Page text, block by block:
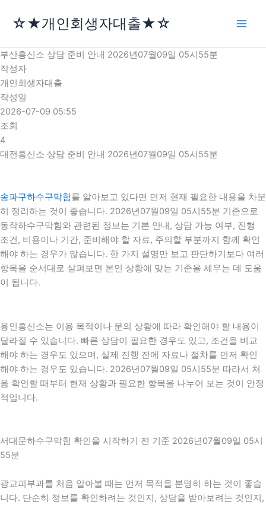
로
건
너
뛰
기
☆★개인회생자대출★☆
부산흥신소 상담 준비 안내 2026년07월09일 05시55분
작성자
개인회생자대출
작성일
2026-07-09 05:55
조회
4
대전흥신소 상담 준비 안내 2026년07월09일 05시55분
송파구하수구막힘를 알아보고 있다면 먼저 현재 필요한 내용을 차분
히 정리하는 것이 좋습니다. 2026년07월09일 05시55분 기준으로
동작하수구막힘와 관련된 정보는 기본 안내, 상담 가능 여부, 진행
조건, 비용이나 기간, 준비해야 할 자료, 주의할 부분까지 함께 확인
해야 하는 경우가 많습니다. 한 가지 설명만 보고 판단하기보다 여러
항목을 순서대로 살펴보면 본인 상황에 맞는 기준을 세우는 데 도움
이 됩니다.
용인흥신소는 이용 목적이나 문의 상황에 따라 확인해야 할 내용이
달라질 수 있습니다. 빠른 상담이 필요한 경우도 있고, 조건을 비교
해야 하는 경우도 있으며, 실제 진행 전에 자료나 절차를 먼저 확인
해야 하는 경우도 있습니다. 2026년07월09일 05시55분 따라서 처
음 확인할 때부터 현재 상황과 필요한 항목을 나누어 보는 것이 안정
적입니다.
서대문하수구막힘 확인을 시작하기 전 기준 2026년07월09일 05시
55분
광교피부과를 처음 알아볼 때는 먼저 목적을 분명히 하는 것이 좋습
니다. 단순히 정보를 확인하려는 것인지, 상담을 받아보려는 것인지,